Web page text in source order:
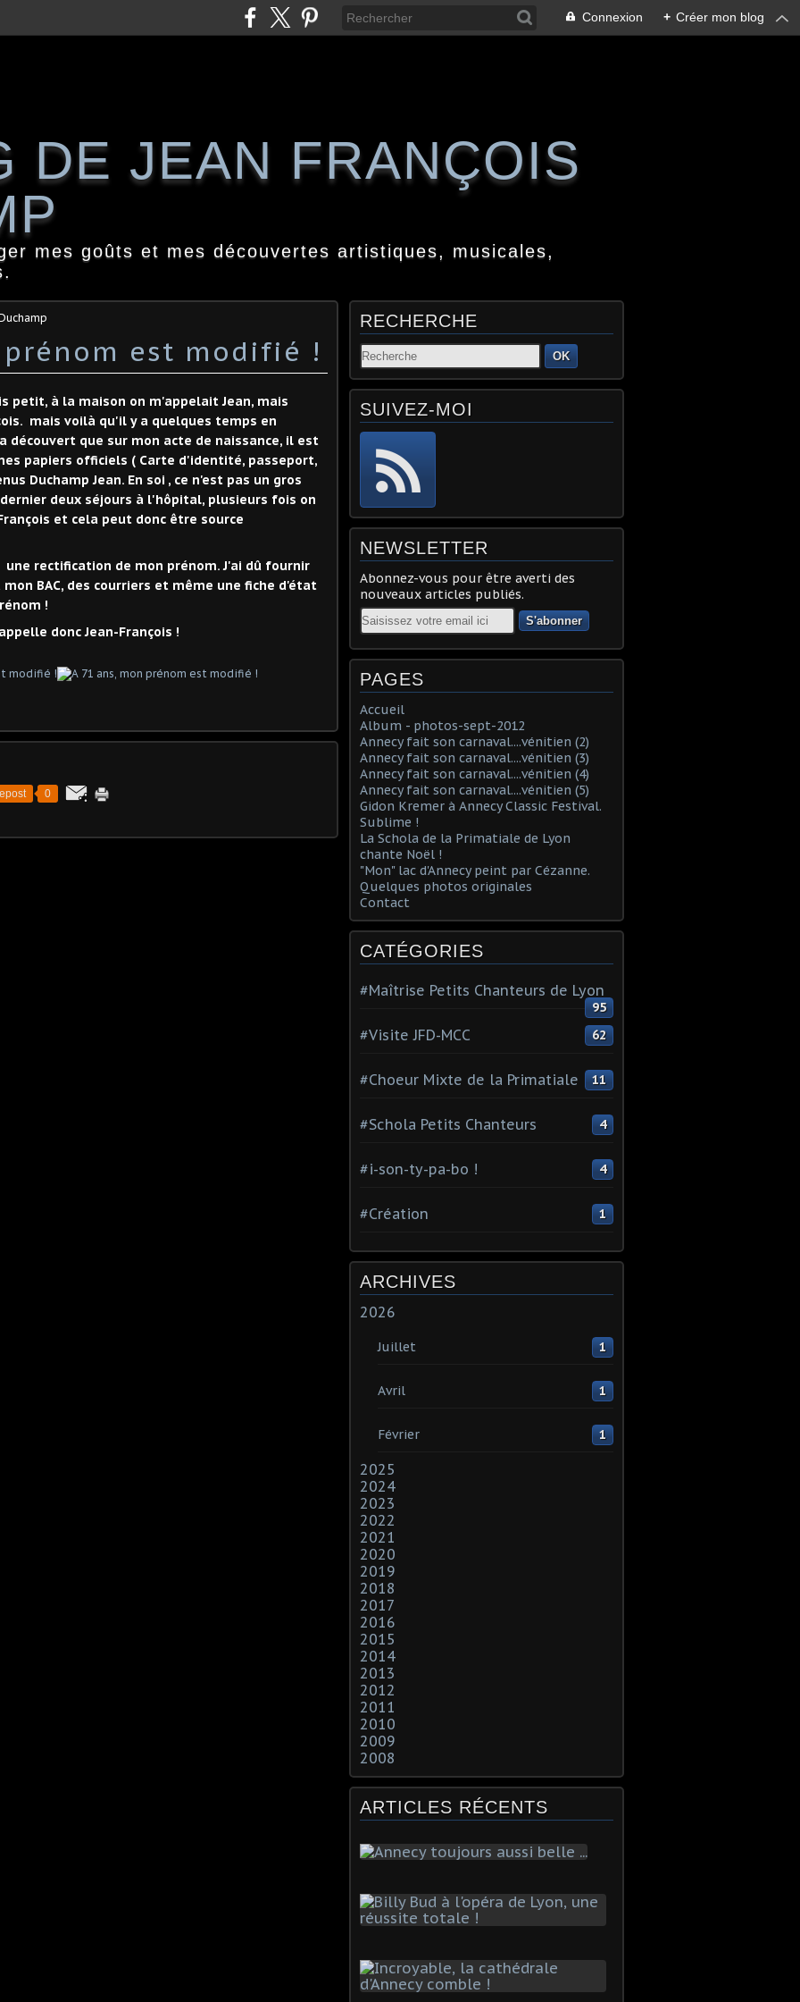
Connexion + Créer mon blog
DE JEAN FRANÇOIS
mes goûts et mes découvertes artistiques, musicales,
prénom est modifié !
petit, à la maison on m'appelait Jean, mais
mais voilà qu'il y a quelques temps en
que sur mon acte de naissance, il est
papiers officiels ( Carte d'identité, passeport,
Duchamp Jean. En soi , ce n'est pas un gros
deux séjours à l'hôpital, plusieurs fois on
et cela peut donc être source
rectification de mon prénom. J'ai dû fournir
BAC, des courriers et même une fiche d'état
!
donc Jean-François !
0
RECHERCHE
OK
SUIVEZ-MOI
NEWSLETTER
Abonnez-vous pour être averti des
nouveaux articles publiés.
Email
PAGES
Accueil
Album - photos-sept-2012
Annecy fait son carnaval....vénitien (2)
Annecy fait son carnaval....vénitien (3)
Annecy fait son carnaval....vénitien (4)
Annecy fait son carnaval....vénitien (5)
Gidon Kremer à Annecy Classic Festival.
Sublime !
La Schola de la Primatiale de Lyon
chante Noël !
"Mon" lac d'Annecy peint par Cézanne.
Quelques photos originales
Contact
CATÉGORIES
#Maîtrise Petits Chanteurs de Lyon
95
#Visite JFD-MCC 62
#Choeur Mixte de la Primatiale 11
#Schola Petits Chanteurs 4
#i-son-ty-pa-bo ! 4
#Création 1
ARCHIVES
2026
Juillet 1
Avril 1
Février 1
2025
2024
2023
2022
2021
2020
2019
2018
2017
2016
2015
2014
2013
2012
2011
2010
2009
2008
ARTICLES RÉCENTS